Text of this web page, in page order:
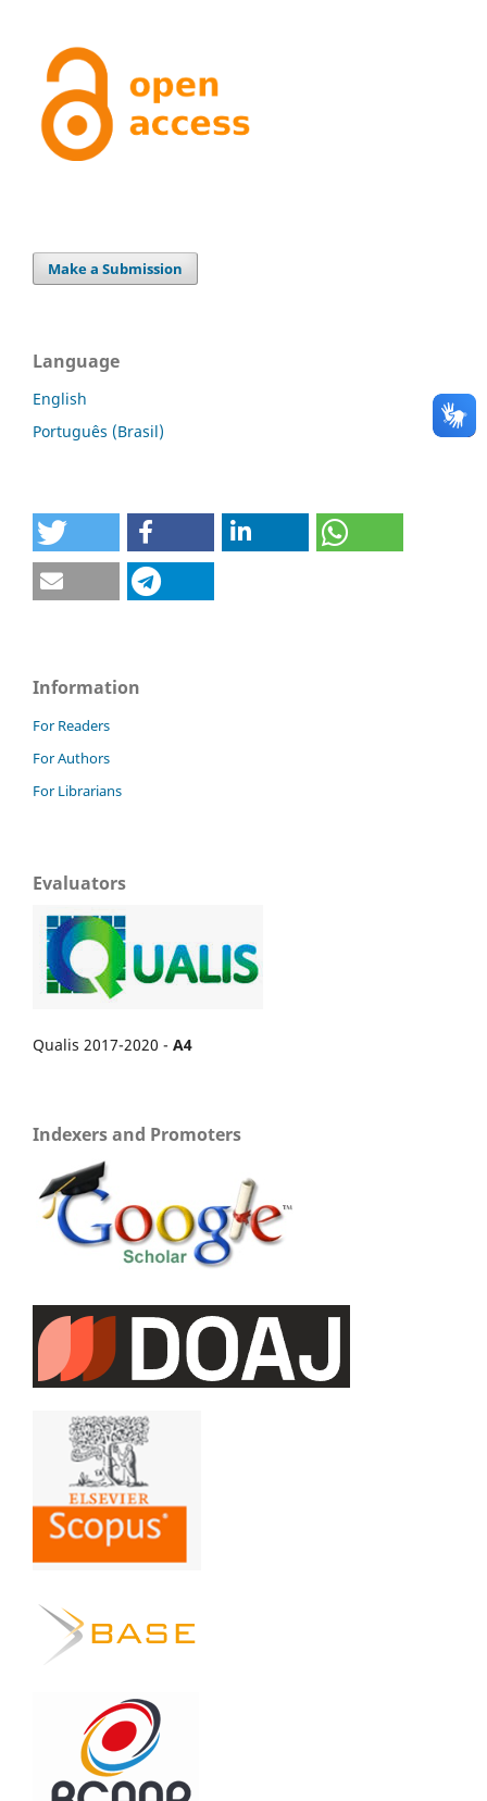
Make a Submission
Language
English
Português (Brasil)
Information
For Readers
For Authors
For Librarians
Evaluators
Qualis 2017-2020 - A4
Indexers and Promoters